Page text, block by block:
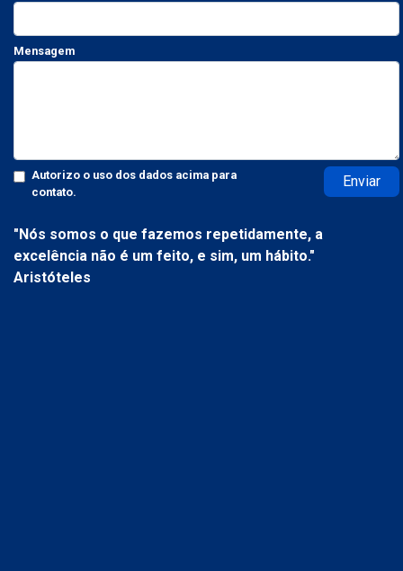
Mensagem
Autorizo o uso dos dados acima para
contato.
Enviar
"Nós somos o que fazemos repetidamente, a
excelência não é um feito, e sim, um hábito."
Aristóteles